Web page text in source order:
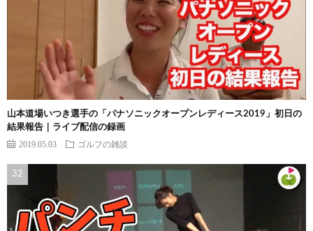
山本道場いつき選手の「パナソニックオープンレディース2019」初日の
結果報告｜ライブ配信の録画
2019.05.03 ゴルフの雑談